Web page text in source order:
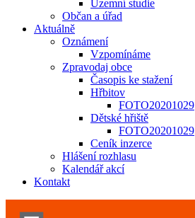
Územní studie
Občan a úřad
Aktuálně
Oznámení
Vzpomínáme
Zpravodaj obce
Časopis ke stažení
Hřbitov
FOTO20201029
Dětské hřiště
FOTO20201029
Ceník inzerce
Hlášení rozhlasu
Kalendář akcí
Kontakt